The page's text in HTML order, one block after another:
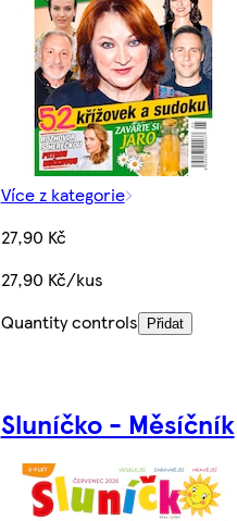
Více z kategorie
27,90 Kč
27,90 Kč/kus
Quantity controls
Přidat
Sluníčko - Měsíčník